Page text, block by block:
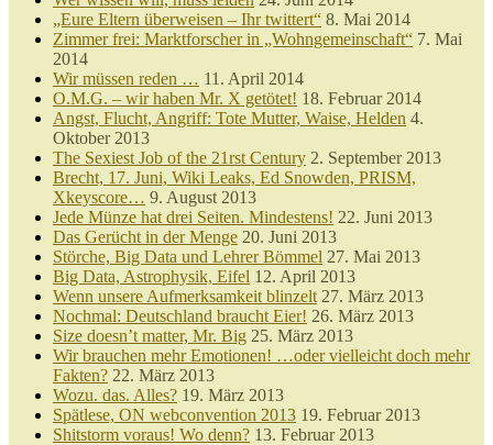
„Eure Eltern überweisen – Ihr twittert“ 8. Mai 2014
Zimmer frei: Marktforscher in „Wohngemeinschaft“ 7. Mai
2014
Wir müssen reden … 11. April 2014
O.M.G. – wir haben Mr. X getötet! 18. Februar 2014
Angst, Flucht, Angriff: Tote Mutter, Waise, Helden 4.
Oktober 2013
The Sexiest Job of the 21rst Century 2. September 2013
Brecht, 17. Juni, Wiki Leaks, Ed Snowden, PRISM,
Xkeyscore… 9. August 2013
Jede Münze hat drei Seiten. Mindestens! 22. Juni 2013
Das Gerücht in der Menge 20. Juni 2013
Störche, Big Data und Lehrer Bömmel 27. Mai 2013
Big Data, Astrophysik, Eifel 12. April 2013
Wenn unsere Aufmerksamkeit blinzelt 27. März 2013
Nochmal: Deutschland braucht Eier! 26. März 2013
Size doesn’t matter, Mr. Big 25. März 2013
Wir brauchen mehr Emotionen! …oder vielleicht doch mehr
Fakten? 22. März 2013
Wozu. das. Alles? 19. März 2013
Spätlese, ON webconvention 2013 19. Februar 2013
Shitstorm voraus! Wo denn? 13. Februar 2013